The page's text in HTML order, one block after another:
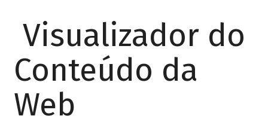
Visualizador do
Conteúdo da
Web